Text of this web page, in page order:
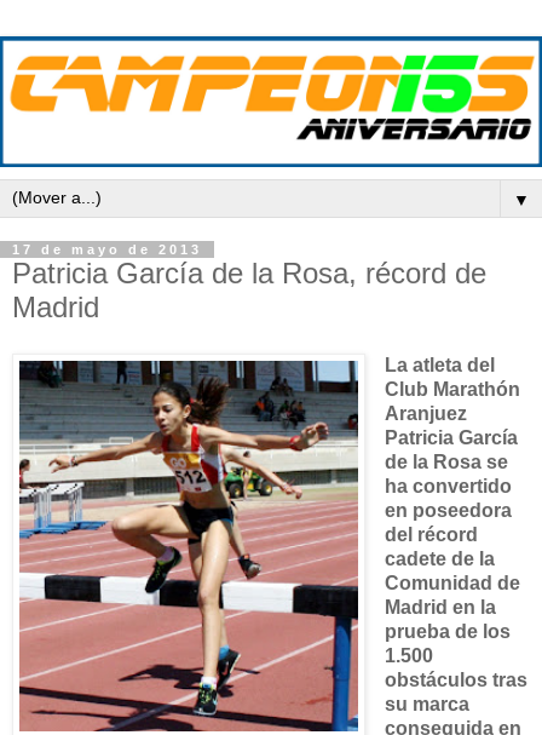
▼
17 de mayo de 2013
Patricia García de la Rosa, récord de
Madrid
La atleta del
Club Marathón
Aranjuez
Patricia García
de la Rosa se
ha convertido
en poseedora
del récord
cadete de la
Comunidad de
Madrid en la
prueba de los
1.500
obstáculos tras
su marca
conseguida en